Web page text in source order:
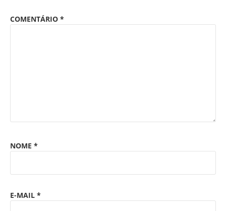
COMENTÁRIO *
NOME *
E-MAIL *